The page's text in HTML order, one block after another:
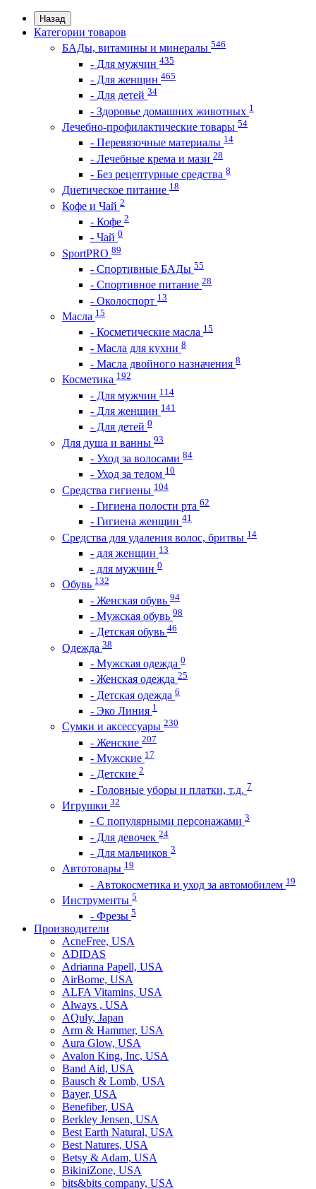
Назад
Категории товаров
БАДы, витамины и минералы 546
- Для мужчин 435
- Для женщин 465
- Для детей 34
- Здоровье домашних животных 1
Лечебно-профилактические товары 54
- Перевязочные материалы 14
- Лечебные крема и мази 28
- Без рецептурные средства 8
Диетическое питание 18
Кофе и Чай 2
- Кофе 2
- Чай 0
SportPRO 89
- Спортивные БАДы 55
- Спортивное питание 28
- Околоспорт 13
Масла 15
- Косметические масла 15
- Масла для кухни 8
- Масла двойного назначения 8
Косметика 192
- Для мужчин 114
- Для женщин 141
- Для детей 0
Для душа и ванны 93
- Уход за волосами 84
- Уход за телом 10
Средства гигиены 104
- Гигиена полости рта 62
- Гигиена женщин 41
Средства для удаления волос, бритвы 14
- для женщин 13
- для мужчин 0
Обувь 132
- Женская обувь 94
- Мужская обувь 98
- Детская обувь 46
Одежда 38
- Мужская одежда 0
- Женская одежда 25
- Детская одежда 6
- Эко Линия 1
Сумки и аксессуары 230
- Женские 207
- Мужские 17
- Детские 2
- Головные уборы и платки, т.д. 7
Игрушки 32
- С популярными персонажами 3
- Для девочек 24
- Для мальчиков 3
Автотовары 19
- Автокосметика и уход за автомобилем 19
Инструменты 5
- Фрезы 5
Производители
AcneFree, USA
ADIDAS
Adrianna Papell, USA
AirBorne, USA
ALFA Vitamins, USA
Always , USA
AQuly, Japan
Arm & Hammer, USA
Aura Glow, USA
Avalon King, Inc, USA
Band Aid, USA
Bausch & Lomb, USA
Bayer, USA
Benefiber, USA
Berkley Jensen, USA
Best Earth Natural, USA
Best Natures, USA
Betsy & Adam, USA
BikiniZone, USA
bits&bits company, USA